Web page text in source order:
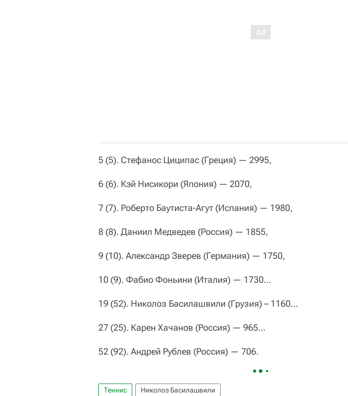
5 (5). Стефанос Циципас (Греция) — 2995,
6 (6). Кэй Нисикори (Япония) — 2070,
7 (7). Роберто Баутиста-Агут (Испания) — 1980,
8 (8). Даниил Медведев (Россия) — 1855,
9 (10). Александр Зверев (Германия) — 1750,
10 (9). Фабио Фоньини (Италия) — 1730...
19 (52). Николоз Басилашвили (Грузия) – 1160…
27 (25). Карен Хачанов (Россия) — 965...
52 (92). Андрей Рублев (Россия) — 706.
Теннис Николоз Басилашвили